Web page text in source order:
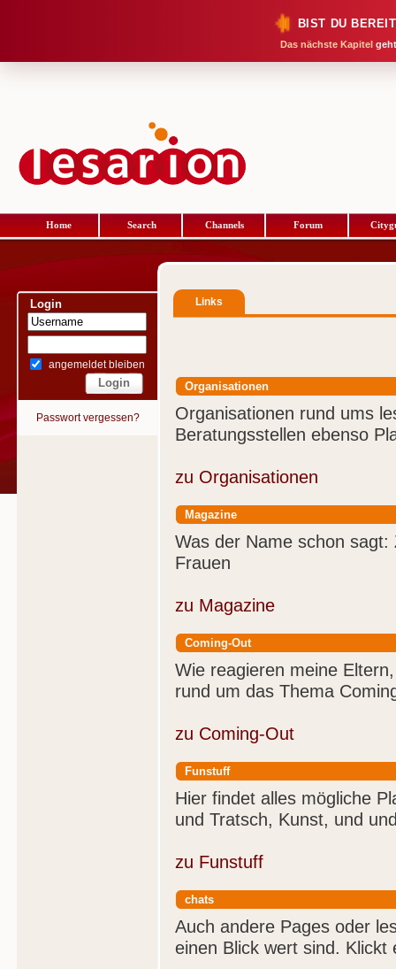
BIST DU
Das nächste Kapitel
Home Search Channels Forum
Login
angemeldet bleiben
Passwort vergessen?
Links
Organisationen
Organisationen rund ums
Beratungsstellen ebenso
zu Organisationen
Magazine
Was der Name schon
Frauen
zu Magazine
Coming-Out
Wie reagieren meine
rund um das Thema
zu Coming-Out
Funstuff
Hier findet alles mögliche
und Tratsch, Kunst, und
zu Funstuff
chats
Auch andere Pages oder
einen Blick wert sind. Klickt